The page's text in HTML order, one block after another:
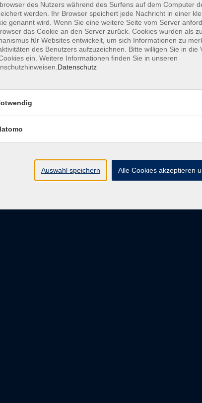
Barrierefreiheit Lage &
Volkshochschule Ebersberger Land im
des Nutzers während des Surfens auf dem Computer
werden. Ihr Browser speichert jede Nachricht in einer
genannt wird. Wenn Sie eine weitere Seite vom Server
das Cookie an den Server zurück. Cookies wurden als
für Websites entwickelt, um sich Informationen zu
des Benutzers aufzuzeichnen. Bitte willigen Sie in die
ein. Weitere Informationen finden Sie in unseren
Datenschutz
Auswahl speichern Alle Cookies akzeptieren